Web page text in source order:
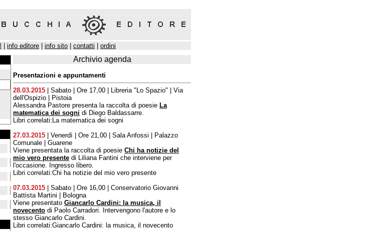
info editore info sito contatti ordini
Archivio agenda
Presentazioni e appuntamenti
28.03.2015 | Sabato | Ore 17,00 | Libreria "Lo Spazio" | Via
dell'Ospizio | Pistoia
Alessandra Pastore presenta la raccolta di poesie La
matematica dei sogni di Diego Baldassarre.
Libri correlati:La matematica dei sogni
27.03.2015 | Venerdì | Ore 21,00 | Sala Anfossi | Palazzo
Comunale | Guarene
Viene presentata la raccolta di poesie Chi ha notizie del
mio vero presente di Liliana Fantini che interviene per
l'occasione. Ingresso libero.
Libri correlati:Chi ha notizie del mio vero presente
07.03.2015 | Sabato | Ore 16,00 | Conservatorio Giovanni
Battista Martini | Bologna
Viene presentato Giancarlo Cardini: la musica, il
novecento di Paolo Carradori. Intervengono l'autore e lo
stesso Giancarlo Cardini.
Libri correlati:Giancarlo Cardini: la musica, il novecento